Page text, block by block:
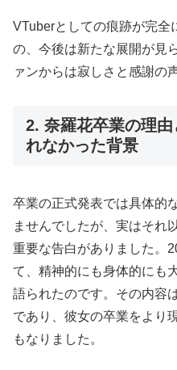
VTuberとしての痕跡が完全
の、今後は新たな展開が見
ァンからは寂しさと感謝の
2. 奈羅花卒業の理
れなかった背景
卒業の正式発表では具体的
ませんでしたが、実はそれ
重要な告白がありました。
て、精神的にも身体的にも
語られたのです。その内容
であり、彼女の卒業をより
もなりました。